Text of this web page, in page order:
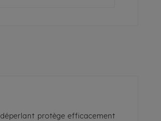
déperlant protège efficacement